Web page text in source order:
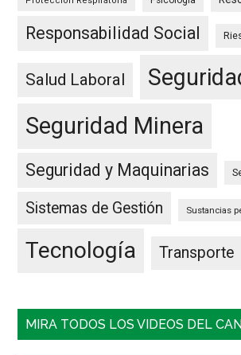
Responsabilidad Social
Salud Laboral
Seguridad Minera
Seguridad y Maquinarias
Sistemas de Gestión Sustancias
Tecnología Transporte
MIRA TODOS LOS VIDEOS DEL